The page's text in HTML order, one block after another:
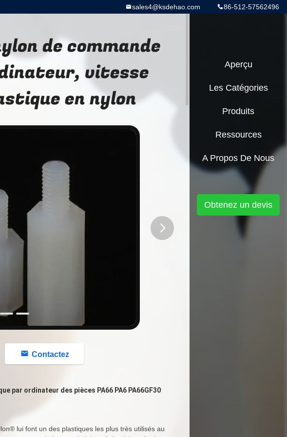
86-512-57562496
sales4@ksdehao.com
de commande
vitesse
en nylon
Contactez
par ordinateur des pièces PA66 PA6 PA66GF30
lui font un des plastiques les plus très utilisés au
Aperçu
Les Catégories
Produits
Ressources
A Propos De Nous
Obtenez un devis